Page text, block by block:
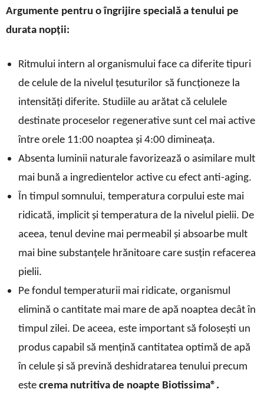
Argumente pentru o îngrijire specială a tenului pe
durata nopții:
Ritmului intern al organismului face ca diferite tipuri
de celule de la nivelul țesuturilor să funcționeze la
intensități diferite. Studiile au arătat că celulele
destinate proceselor regenerative sunt cel mai active
între orele 11:00 noaptea și 4:00 dimineața.
Absenta luminii naturale favorizează o asimilare mult
mai bună a ingredientelor active cu efect anti-aging.
În timpul somnului, temperatura corpului este mai
ridicată, implicit și temperatura de la nivelul pielii. De
aceea, tenul devine mai permeabil și absoarbe mult
mai bine substanțele hrănitoare care susțin refacerea
pielii.
Pe fondul temperaturii mai ridicate, organismul
elimină o cantitate mai mare de apă noaptea decât în
timpul zilei. De aceea, este important să folosești un
produs capabil să mențină cantitatea optimă de apă
în celule și să prevină deshidratarea tenului precum
este crema nutritiva de noapte Biotissima®.